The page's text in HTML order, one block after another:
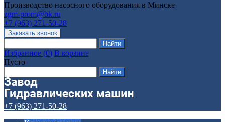
Производство насосного оборудования в Минске
zgm-prom@bk.ru
+7 (963) 271-50-28
Избранное (0) В корзине
Пусто
+7 (963) 271-50-28